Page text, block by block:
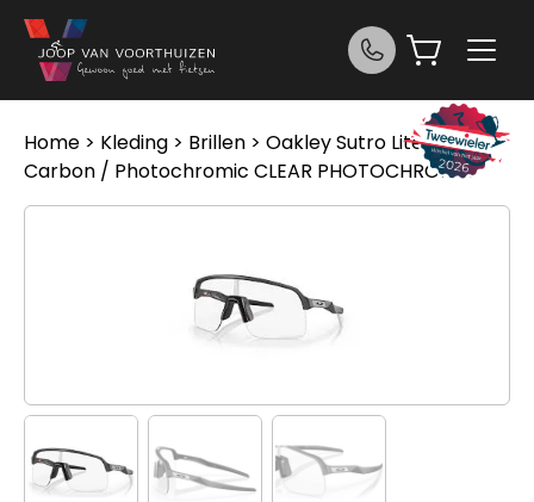
Ga naar de inhoud
Home > Kleding > Brillen > Oakley Sutro Lite Matte
Carbon / Photochromic CLEAR PHOTOCHROMIC